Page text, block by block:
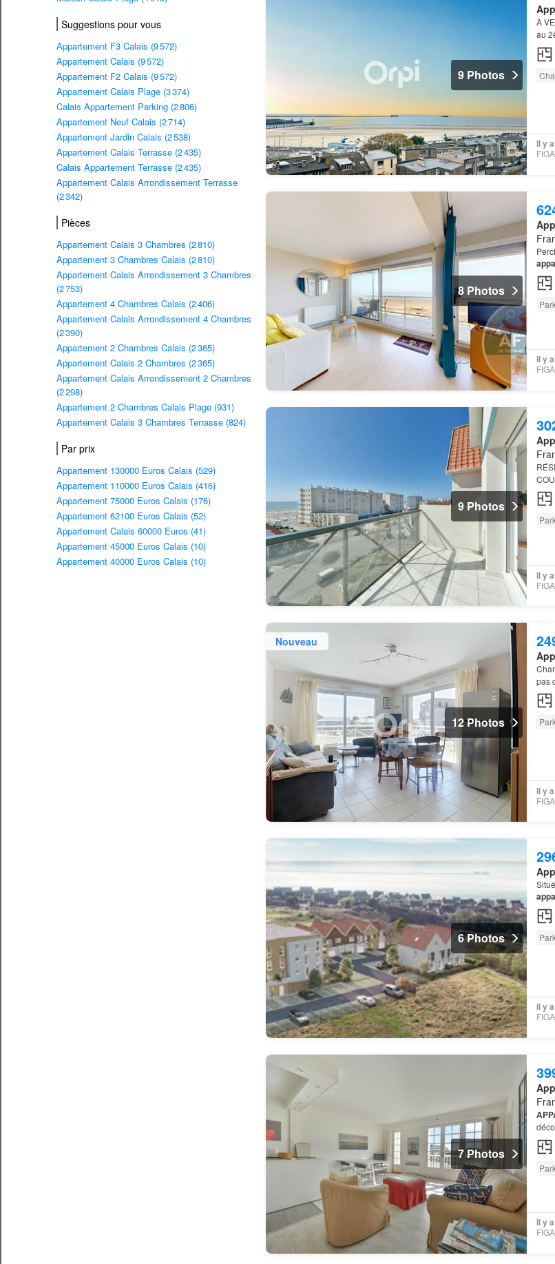
Suggestions pour vous
Appartement F3 Calais (9 572)
Appartement Calais (9 572)
Appartement F2 Calais (9 572)
Appartement Calais Plage (3 374)
Calais Appartement Parking (2 806)
Appartement Neuf Calais (2 714)
Appartement Jardin Calais (2 538)
Appartement Calais Terrasse (2 435)
Calais Appartement Terrasse (2 435)
Appartement Calais Arrondissement Terrasse
(2 342)
Pièces
Appartement Calais 3 Chambres (2 810)
Appartement 3 Chambres Calais (2 810)
Appartement Calais Arrondissement 3 Chambres
(2 753)
Appartement 4 Chambres Calais (2 406)
Appartement Calais Arrondissement 4 Chambres
(2 390)
Appartement 2 Chambres Calais (2 365)
Appartement Calais 2 Chambres (2 365)
Appartement Calais Arrondissement 2 Chambres
(2 298)
Appartement 2 Chambres Calais Plage (931)
Appartement Calais 3 Chambres Terrasse (824)
Par prix
Appartement 130000 Euros Calais (529)
Appartement 110000 Euros Calais (416)
Appartement 75000 Euros Calais (176)
Appartement 62100 Euros Calais (52)
Appartement Calais 60000 Euros (41)
Appartement 45000 Euros Calais (10)
Appartement 40000 Euros Calais (10)
9 Photos
À
au
Il y
8 Photos
Il y
9 Photos
Il y
Nouveau
12 Photos
pas
Il y
6 Photos
Il y
7 Photos
Il y